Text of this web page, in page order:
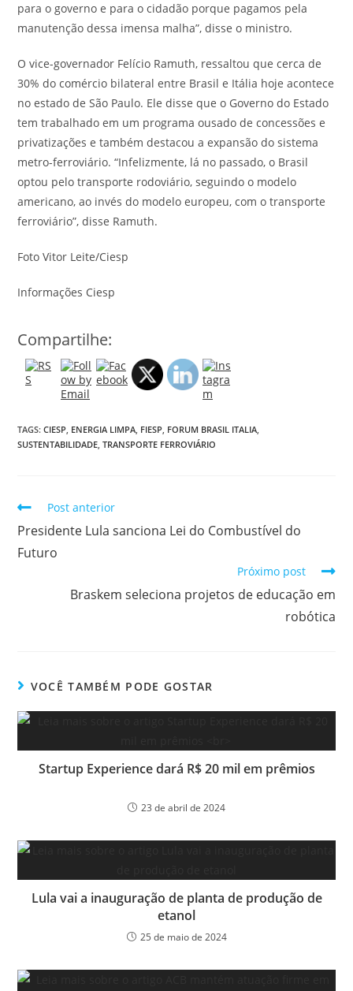
para o governo e para o cidadão porque pagamos pela
manutenção dessa imensa malha”, disse o ministro.
O vice-governador Felício Ramuth, ressaltou que cerca de
30% do comércio bilateral entre Brasil e Itália hoje acontece
no estado de São Paulo. Ele disse que o Governo do Estado
tem trabalhado em um programa ousado de concessões e
privatizações e também destacou a expansão do sistema
metro-ferroviário. “Infelizmente, lá no passado, o Brasil
optou pelo transporte rodoviário, seguindo o modelo
americano, ao invés do modelo europeu, com o transporte
ferroviário”, disse Ramuth.
Foto Vitor Leite/Ciesp
Informações Ciesp
Compartilhe:
TAGS:CIESP, ENERGIA LIMPA, FIESP, FORUM BRASIL ITALIA,
SUSTENTABILIDADE, TRANSPORTE FERROVIÁRIO
Post anterior
Presidente Lula sanciona Lei do Combustível do
Futuro
Próximo post
Braskem seleciona projetos de educação em
robótica
VOCÊ TAMBÉM PODE GOSTAR
Startup Experience dará R$ 20 mil em prêmios
23 de abril de 2024
Lula vai a inauguração de planta de produção de
etanol
25 de maio de 2024